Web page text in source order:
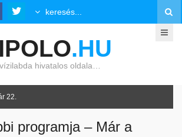
.HU
hivatalos oldala…
22.
programja – Már a